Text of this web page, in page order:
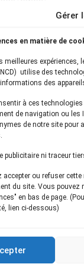
Gérer
en matière de
meilleures expériences,
utilise des
des
à ces
de navigation ou
de notre site pour
publicitaire ni traceur
accepter ou refuser
du site. Vous pouvez
en bas de page.
lien ci-dessous)
vous à
les dernières